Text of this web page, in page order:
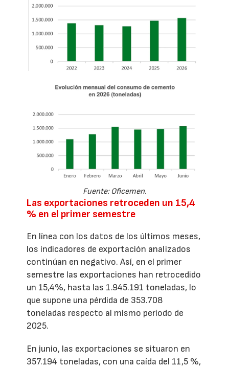
Fuente: Oficemen.
Las exportaciones retroceden un 15,4
% en el primer semestre
En línea con los datos de los últimos meses,
los indicadores de exportación analizados
continúan en negativo. Así, en el primer
semestre las exportaciones han retrocedido
un 15,4%, hasta las 1.945.191 toneladas, lo
que supone una pérdida de 353.708
toneladas respecto al mismo período de
2025.
En junio, las exportaciones se situaron en
357.194 toneladas, con una caída del 11,5 %,